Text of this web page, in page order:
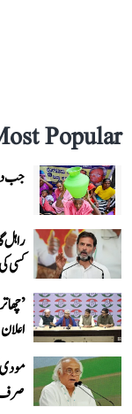
Popular
جب
راہل
کسی
اعلان
مودی
صرف